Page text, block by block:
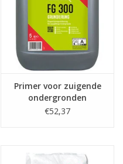
Primer voor zuigende
ondergronden
€52,37